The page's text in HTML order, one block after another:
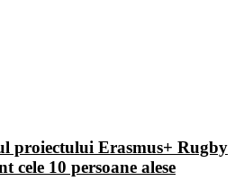
proiectului Erasmus+ Rugby
cele 10 persoane alese